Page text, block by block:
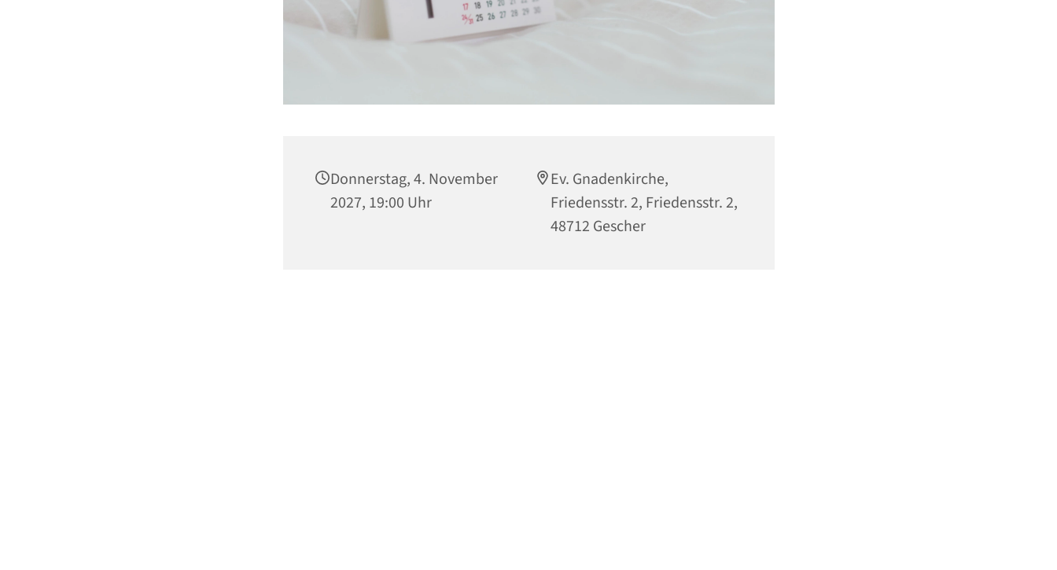
Donnerstag, 4. November
2027, 19:00 Uhr
Ev. Gnadenkirche,
Friedensstr. 2, Friedensstr. 2,
48712 Gescher